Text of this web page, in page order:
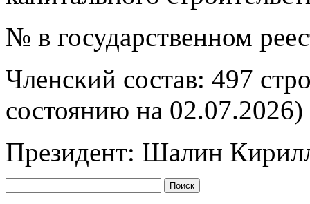
№ в государственном
Членский состав: 497
состоянию на 02.07.2026)
Президент: Шалин